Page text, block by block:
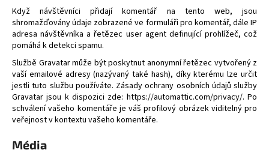
Když návštěvníci přidají komentář na tento web, jsou
shromažďovány údaje zobrazené ve formuláři pro komentář, dále IP
adresa návštěvníka a řetězec user agent definující prohlížeč, což
pomáhá k detekci spamu.
Službě Gravatar může být poskytnut anonymní řetězec vytvořený z
vaší emailové adresy (nazývaný také hash), díky kterému lze určit
jestli tuto službu používáte. Zásady ochrany osobních údajů služby
Gravatar jsou k dispozici zde: https://automattic.com/privacy/. Po
schválení vašeho komentáře je váš profilový obrázek viditelný pro
veřejnost v kontextu vašeho komentáře.
Média
e
n
a
j
í
t
?